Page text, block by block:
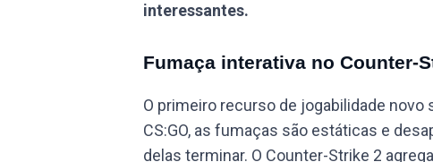
interessantes.
Fumaça interativa no Counter-
O primeiro recurso de jogabilidade
CS:GO, as fumaças são estáticas e
delas terminar. O Counter-Strike 2